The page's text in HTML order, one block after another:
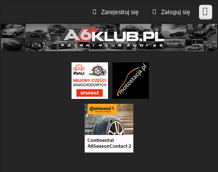
Zaloguj się
Zarejestruj się